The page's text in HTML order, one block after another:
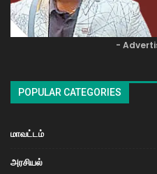
-
POPULAR CATEGORIES
மாவட்டம்
அரசியல்